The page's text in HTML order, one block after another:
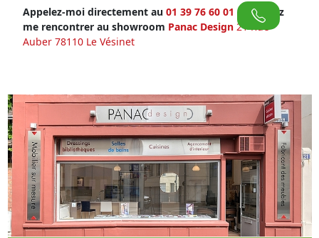
Appelez-moi directement au 01 39 76 60 01 ou venez
me rencontrer au showroom Panac Design 21 Rue
Auber 78110 Le Vésinet